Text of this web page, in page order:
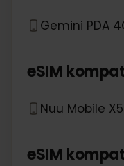
Gemini PDA
eSIM
Nuu Mobile X5
eSIM